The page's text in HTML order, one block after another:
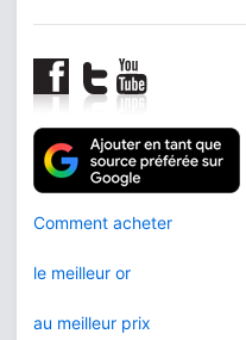
Comment acheter
le meilleur or
au meilleur prix